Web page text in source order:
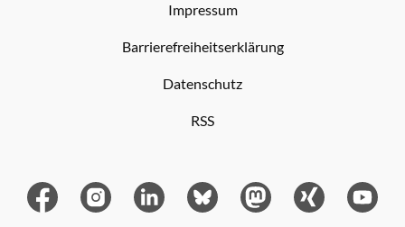
Impressum
Barrierefreiheitserklärung
Datenschutz
RSS